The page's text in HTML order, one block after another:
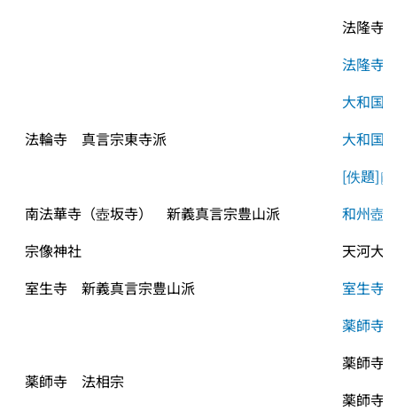
法隆寺
法隆寺
法輪寺　真言宗東寺派
大和国
大和国
[佚題]
南法華寺（壺坂寺）　新義真言宗豊山派
和州壺
宗像神社
天河大
室生寺　新義真言宗豊山派
室生寺
薬師寺　法相宗
薬師寺
薬師寺
薬師寺